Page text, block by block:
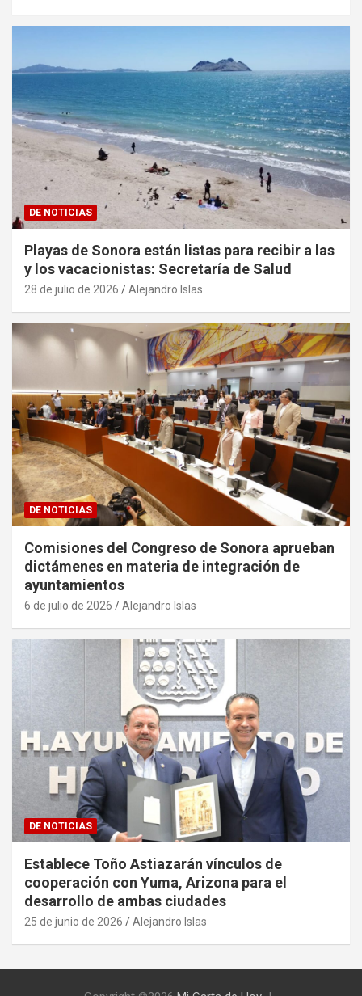
DE NOTICIAS
Playas de Sonora están listas para recibir a las
y los vacacionistas: Secretaría de Salud
28 de julio de 2026 Alejandro Islas
DE NOTICIAS
Comisiones del Congreso de Sonora aprueban
dictámenes en materia de integración de
ayuntamientos
6 de julio de 2026 Alejandro Islas
DE NOTICIAS
Establece Toño Astiazarán vínculos de
cooperación con Yuma, Arizona para el
desarrollo de ambas ciudades
25 de junio de 2026 Alejandro Islas